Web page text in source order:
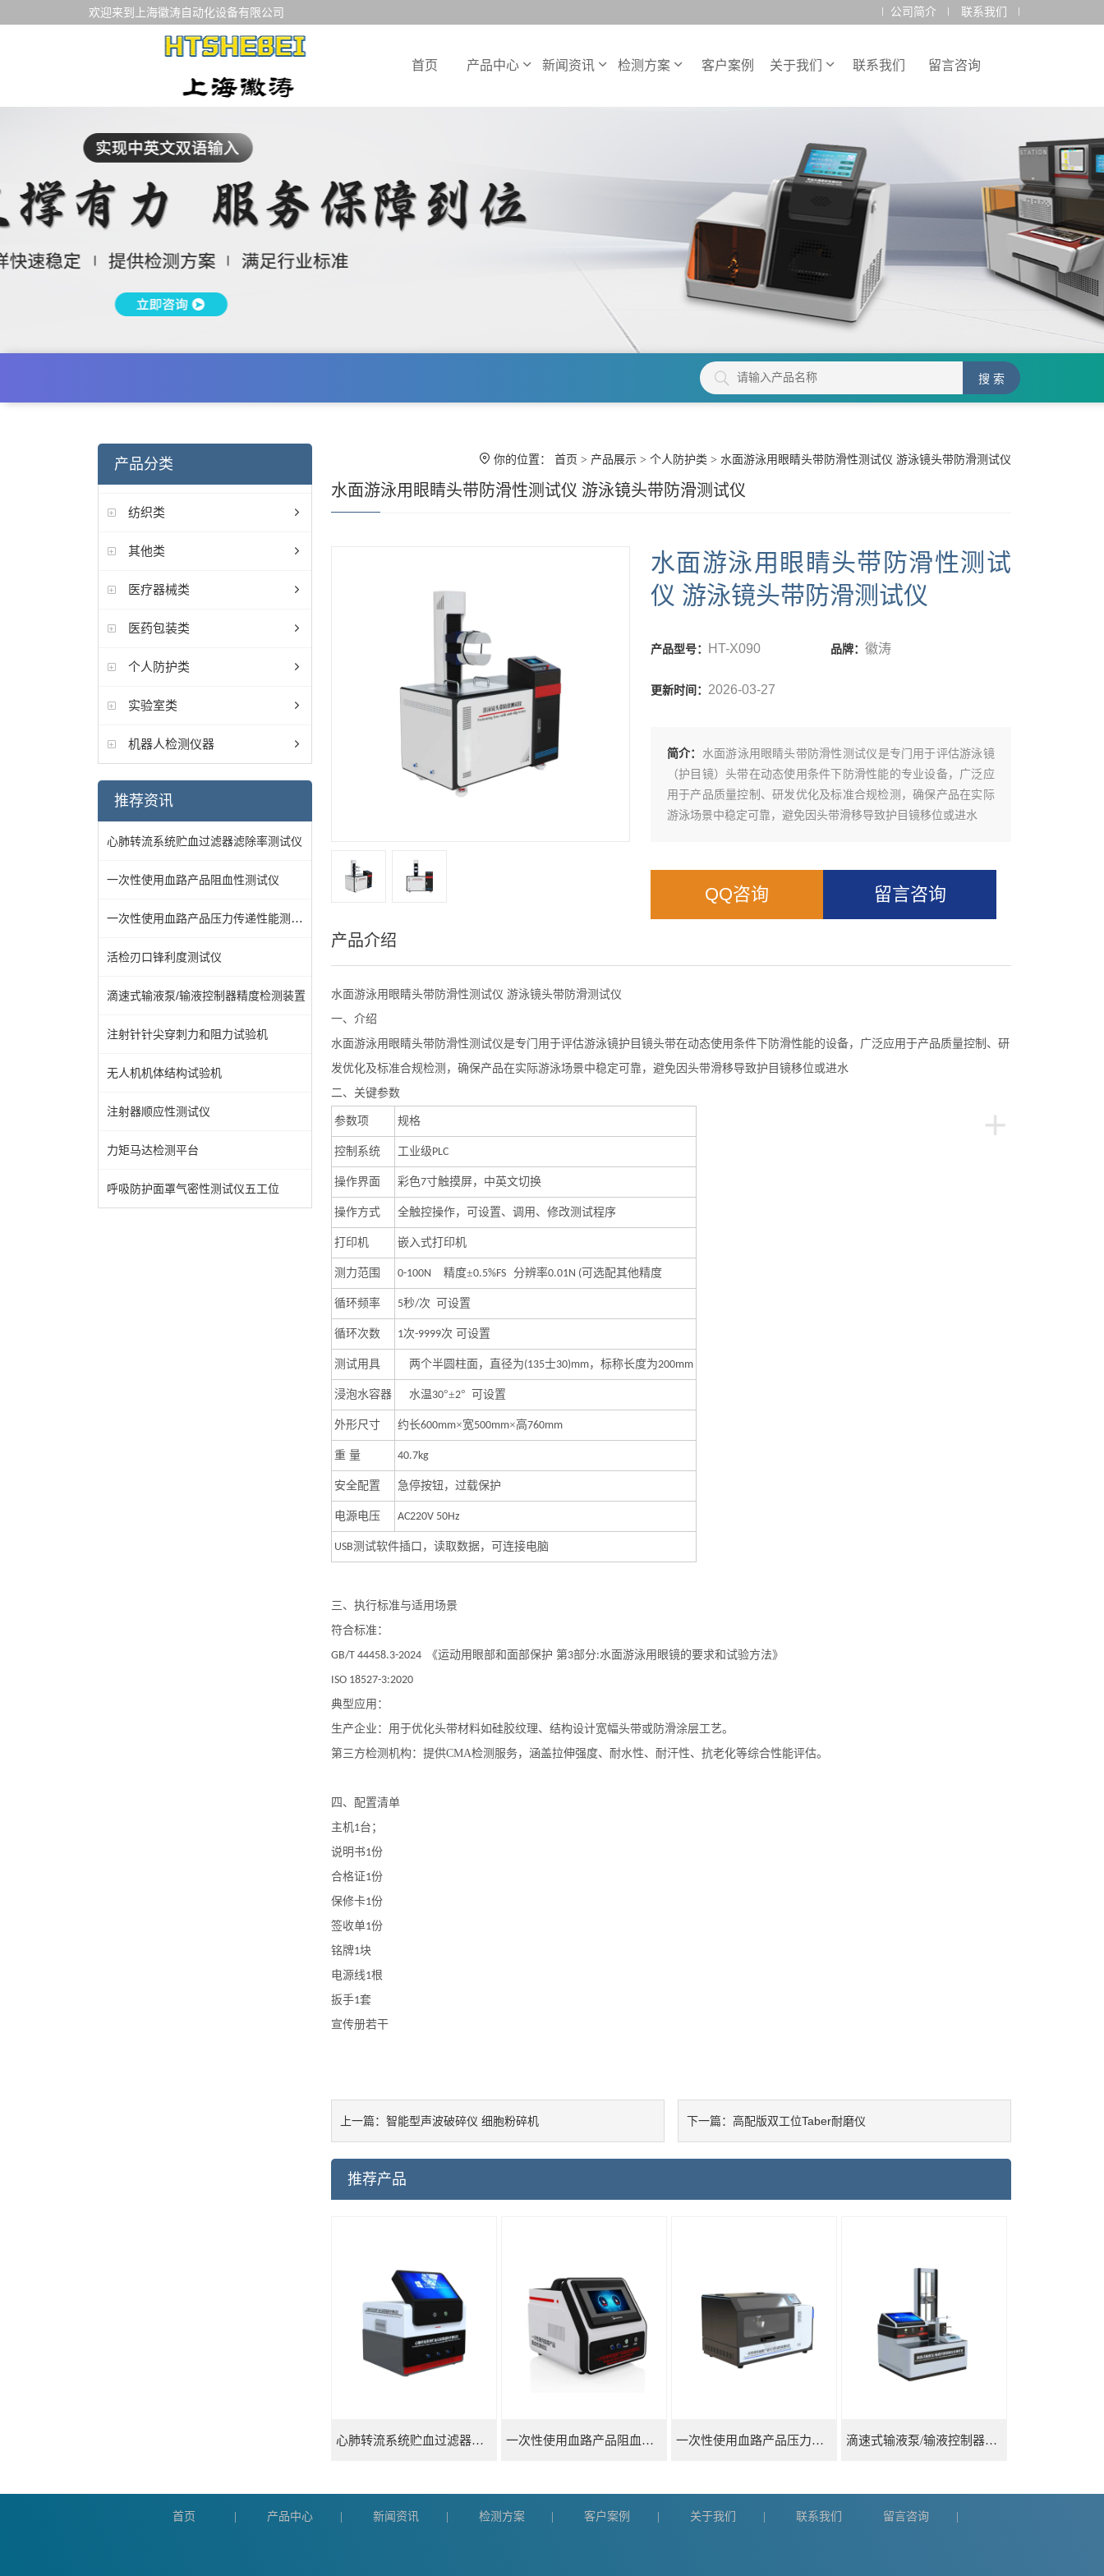
欢迎来到上海徽涛自动化设备有限公司 公司简介 联系我们
首页 产品中心 新闻资讯 检测方案 客户案例 关于我们 联系我们 留言咨询
产品分类
纺织类
其他类
医疗器械类
医药包装类
个人防护类
实验室类
机器人检测仪器
推荐资讯
心肺转流系统贮血过滤器滤除率测试仪
一次性使用血路产品阻血性测试仪
一次性使用血路产品压力传递性能测试仪
活检刃口锋利度测试仪
滴速式输液泵/输液控制器精度检测装置
注射针针尖穿刺力和阻力试验机
无人机机体结构试验机
注射器顺应性测试仪
力矩马达检测平台
呼吸防护面罩气密性测试仪五工位
你的位置： 首页 > 产品展示> 个人防护类 > 水面游泳用眼睛头带防滑性测试仪 游泳镜头带防滑测试仪
水面游泳用眼睛头带防滑性测试仪 游泳镜头带防滑测试仪
水面游泳用眼睛头带防滑性测试
仪 游泳镜头带防滑测试仪
产品型号： HT-X090 品牌：徽涛
更新时间： 2026-03-27
简介： ‌水面游泳用眼睛头带防滑性测试仪‌是专门用于评估游泳镜
（护目镜）头带在动态使用条件下防滑性能的专业设备，广泛应
用于产品质量控制、研发优化及标准合规检测，确保产品在实际
游泳场景中稳定可靠，避免因头带滑移导致护目镜移位或进水
QQ咨询 留言咨询
产品介绍
水面游泳用眼睛头带防滑性测试仪 游泳镜头带防滑测试仪
一、 介绍
水面游泳用眼睛头带防滑性测试仪是专门用于评估游泳镜护目镜头带在动态使用条件下防滑性能的设备，广泛应用于产品质量控制、研
发优化及标准合规检测，确保产品在实际游泳场景中稳定可靠，避免因头带滑移导致护目镜移位或进水
二、关键参数
+
参数项 规格
控制系统 工业级PLC
操作界面 彩色7寸触摸屏，中英文切换
操作方式 全触控操作，可设置、调用、修改测试程序
打印机 嵌入式打印机
测力范围 0-100N 精度±0.5%FS 分辨率0.01N (可选配其他精度
循环频率 5秒/次 可设置
循环次数 1次-9999次 可设置
测试用具 两个半圆柱面，直径为(135士30)mm，标称长度为200mm
浸泡水容器 水温30°±2° 可设置
外形尺寸 约长600mm×宽500mm×高760mm
重 量 40.7kg
安全配置 急停按钮，过载保护
电源电压 AC220V 50Hz
USB测试软件插口，读取数据，可连接电脑
三、 执行标准与适用场景
符合标准：
GB/T 44458.3-2024 《运动用眼部和面部保护 第3部分:水面游泳用眼镜的要求和试验方法》
ISO 18527-3:2020
典型应用 ：
生产企业 ：用于优化头带材料如硅胶纹理、结构设计宽幅头带或防滑涂层工艺。
第三方检测机构 ：提供CMA检测服务，涵盖拉伸强度、耐水性、耐汗性、抗老化等综合性能评估。
四、配置清单
主机1台；
说明书1份
合格证1份
保修卡1份
签收单1份
铭牌1块
电源线1根
扳手1套
宣传册若干
上一篇： 智能型声波破碎仪 ‌细胞粉碎机 下一篇： 高配版双工位Taber耐磨仪
推荐产品
心肺转流系统贮血过滤器滤除率测试仪 一次性使用血路产品阻血性测试仪 一次性使用血路产品压力传递性能测试仪 滴速式输液泵/输液控制器精度检测装置
首页 产品中心 新闻资讯 检测方案 客户案例 关于我们 联系我们 留言咨询